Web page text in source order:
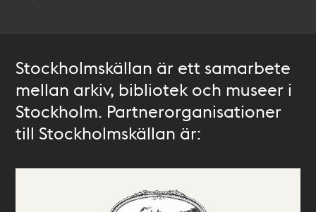
Stockholmskällan är ett samarbete
mellan arkiv, bibliotek och museer i
Stockholm. Partnerorganisationer
till Stockholmskällan är: